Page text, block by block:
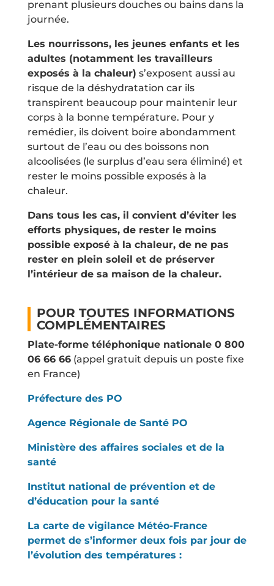
prenant plusieurs douches ou bains dans la
journée.
Les nourrissons, les jeunes enfants et les
adultes (notamment les travailleurs
exposés à la chaleur) s’exposent aussi au
risque de la déshydratation car ils
transpirent beaucoup pour maintenir leur
corps à la bonne température. Pour y
remédier, ils doivent boire abondamment
surtout de l’eau ou des boissons non
alcoolisées (le surplus d’eau sera éliminé) et
rester le moins possible exposés à la
chaleur.
Dans tous les cas, il convient d’éviter les
efforts physiques, de rester le moins
possible exposé à la chaleur, de ne pas
rester en plein soleil et de préserver
l’intérieur de sa maison de la chaleur.
POUR TOUTES INFORMATIONS
COMPLÉMENTAIRES
Plate-forme téléphonique nationale 0 800
06 66 66(appel gratuit depuis un poste fixe
en France)
Préfecture des PO
Agence Régionale de Santé PO
Ministère des affaires sociales et de la
santé
Institut national de prévention et de
d’éducation pour la santé
La carte de vigilance Météo-France
permet de s’informer deux fois par jour de
l’évolution des températures :